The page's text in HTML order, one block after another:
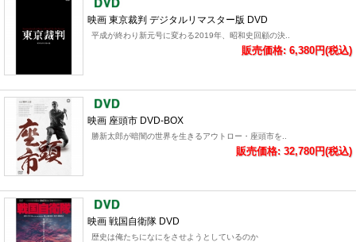
映画 東京裁判 デジタルリマスター版 DVD
平成が終わり新元号に変わる2019年、昭和史回顧の決..
販売価格: 6,380円(税込)
映画 座頭市 DVD-BOX
勝新太郎が暗闇の世界を生きるアウトロー・座頭市を..
販売価格: 32,780円(税込)
映画 戦国自衛隊 DVD
歴史は俺たちになにをさせようとしているのか